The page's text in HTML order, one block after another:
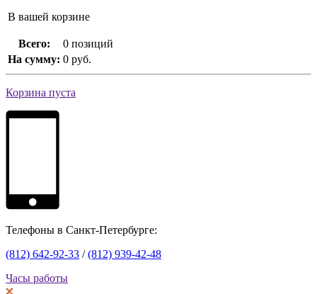
В вашей корзине
Всего:
0 позиций
На сумму: 0 руб.
Корзина пуста
Телефоны в Санкт-Петербурге:
(812) 642-92-33 /(812) 939-42-48
Часы работы